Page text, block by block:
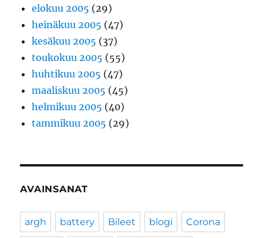
elokuu 2005 (29)
heinäkuu 2005 (47)
kesäkuu 2005 (37)
toukokuu 2005 (55)
huhtikuu 2005 (47)
maaliskuu 2005 (45)
helmikuu 2005 (40)
tammikuu 2005 (29)
AVAINSANAT
argh battery Bileet blogi Corona